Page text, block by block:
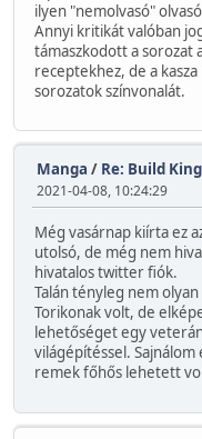
ilyen "nemolvasó"
Annyi kritikát valóban
támaszkodott a
receptekhez, de a
sorozatok színvonalát.
Manga / Re: Build King
2021-04-08, 10:24:29
Még vasárnap kiírta ez
utolsó, de még nem
hivatalos twitter fiók.
Talán tényleg nem
Torikonak volt, de
lehetőséget egy
világépítéssel. Sajnálom
remek főhős lehetett